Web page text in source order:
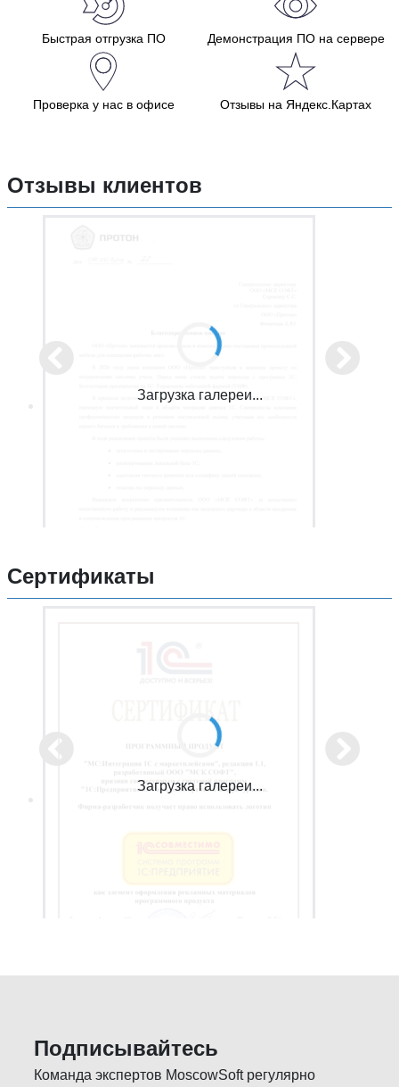
Быстрая отгрузка ПО Демонстрация ПО на сервере
Проверка у нас в офисе Отзывы на Яндекс.Картах
Отзывы клиентов
Загрузка галереи...
Сертификаты
Загрузка галереи...
Подписывайтесь
Команда экспертов MoscowSoft регулярно